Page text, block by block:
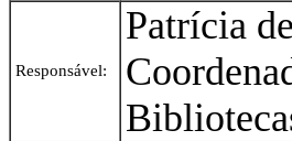
Responsável:
Patrícia